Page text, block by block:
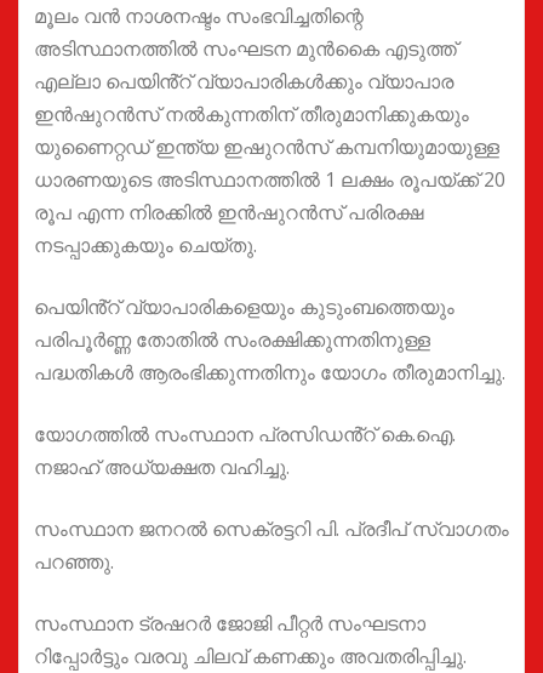
മൂലം വൻ നാശനഷ്ടം സംഭവിച്ചതിന്റെ
അടിസ്ഥാനത്തിൽ സംഘടന മുൻകൈ എടുത്ത്
എല്ലാ പെയിൻ്റ് വ്യാപാരികൾക്കും വ്യാപാര
ഇൻഷുറൻസ് നൽകുന്നതിന് തീരുമാനിക്കുകയും
യുണൈറ്റഡ് ഇന്ത്യ ഇഷുറൻസ് കമ്പനിയുമായുള്ള
ധാരണയുടെ അടിസ്ഥാനത്തിൽ 1 ലക്ഷം രൂപയ്ക്ക് 20
രൂപ എന്ന നിരക്കിൽ ഇൻഷുറൻസ് പരിരക്ഷ
നടപ്പാക്കുകയും ചെയ്തു‌.
പെയിൻ്റ് വ്യാപാരികളെയും കുടുംബത്തെയും
പരിപൂർണ്ണ തോതിൽ സംരക്ഷിക്കുന്നതിനുള്ള
പദ്ധതികൾ ആരംഭിക്കുന്നതിനും യോഗം തീരുമാനിച്ചു.
യോഗത്തിൽ സംസ്ഥാന പ്രസിഡൻ്റ് കെ.ഐ.
നജാഹ് അധ്യക്ഷത വഹിച്ചു.
സംസ്ഥാന ജനറൽ സെക്രട്ടറി പി. പ്രദീപ് സ്വാഗതം
പറഞ്ഞു.
സംസ്ഥാന ട്രഷറർ ജോജി പീറ്റർ സംഘടനാ
റിപ്പോർട്ടും വരവു ചിലവ് കണക്കും അവതരിപ്പിച്ചു.